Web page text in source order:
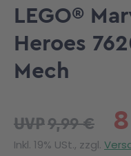
LEGO®
Heroes
Mech
UVP9,99 €
Inkl. 19% USt., zzgl.